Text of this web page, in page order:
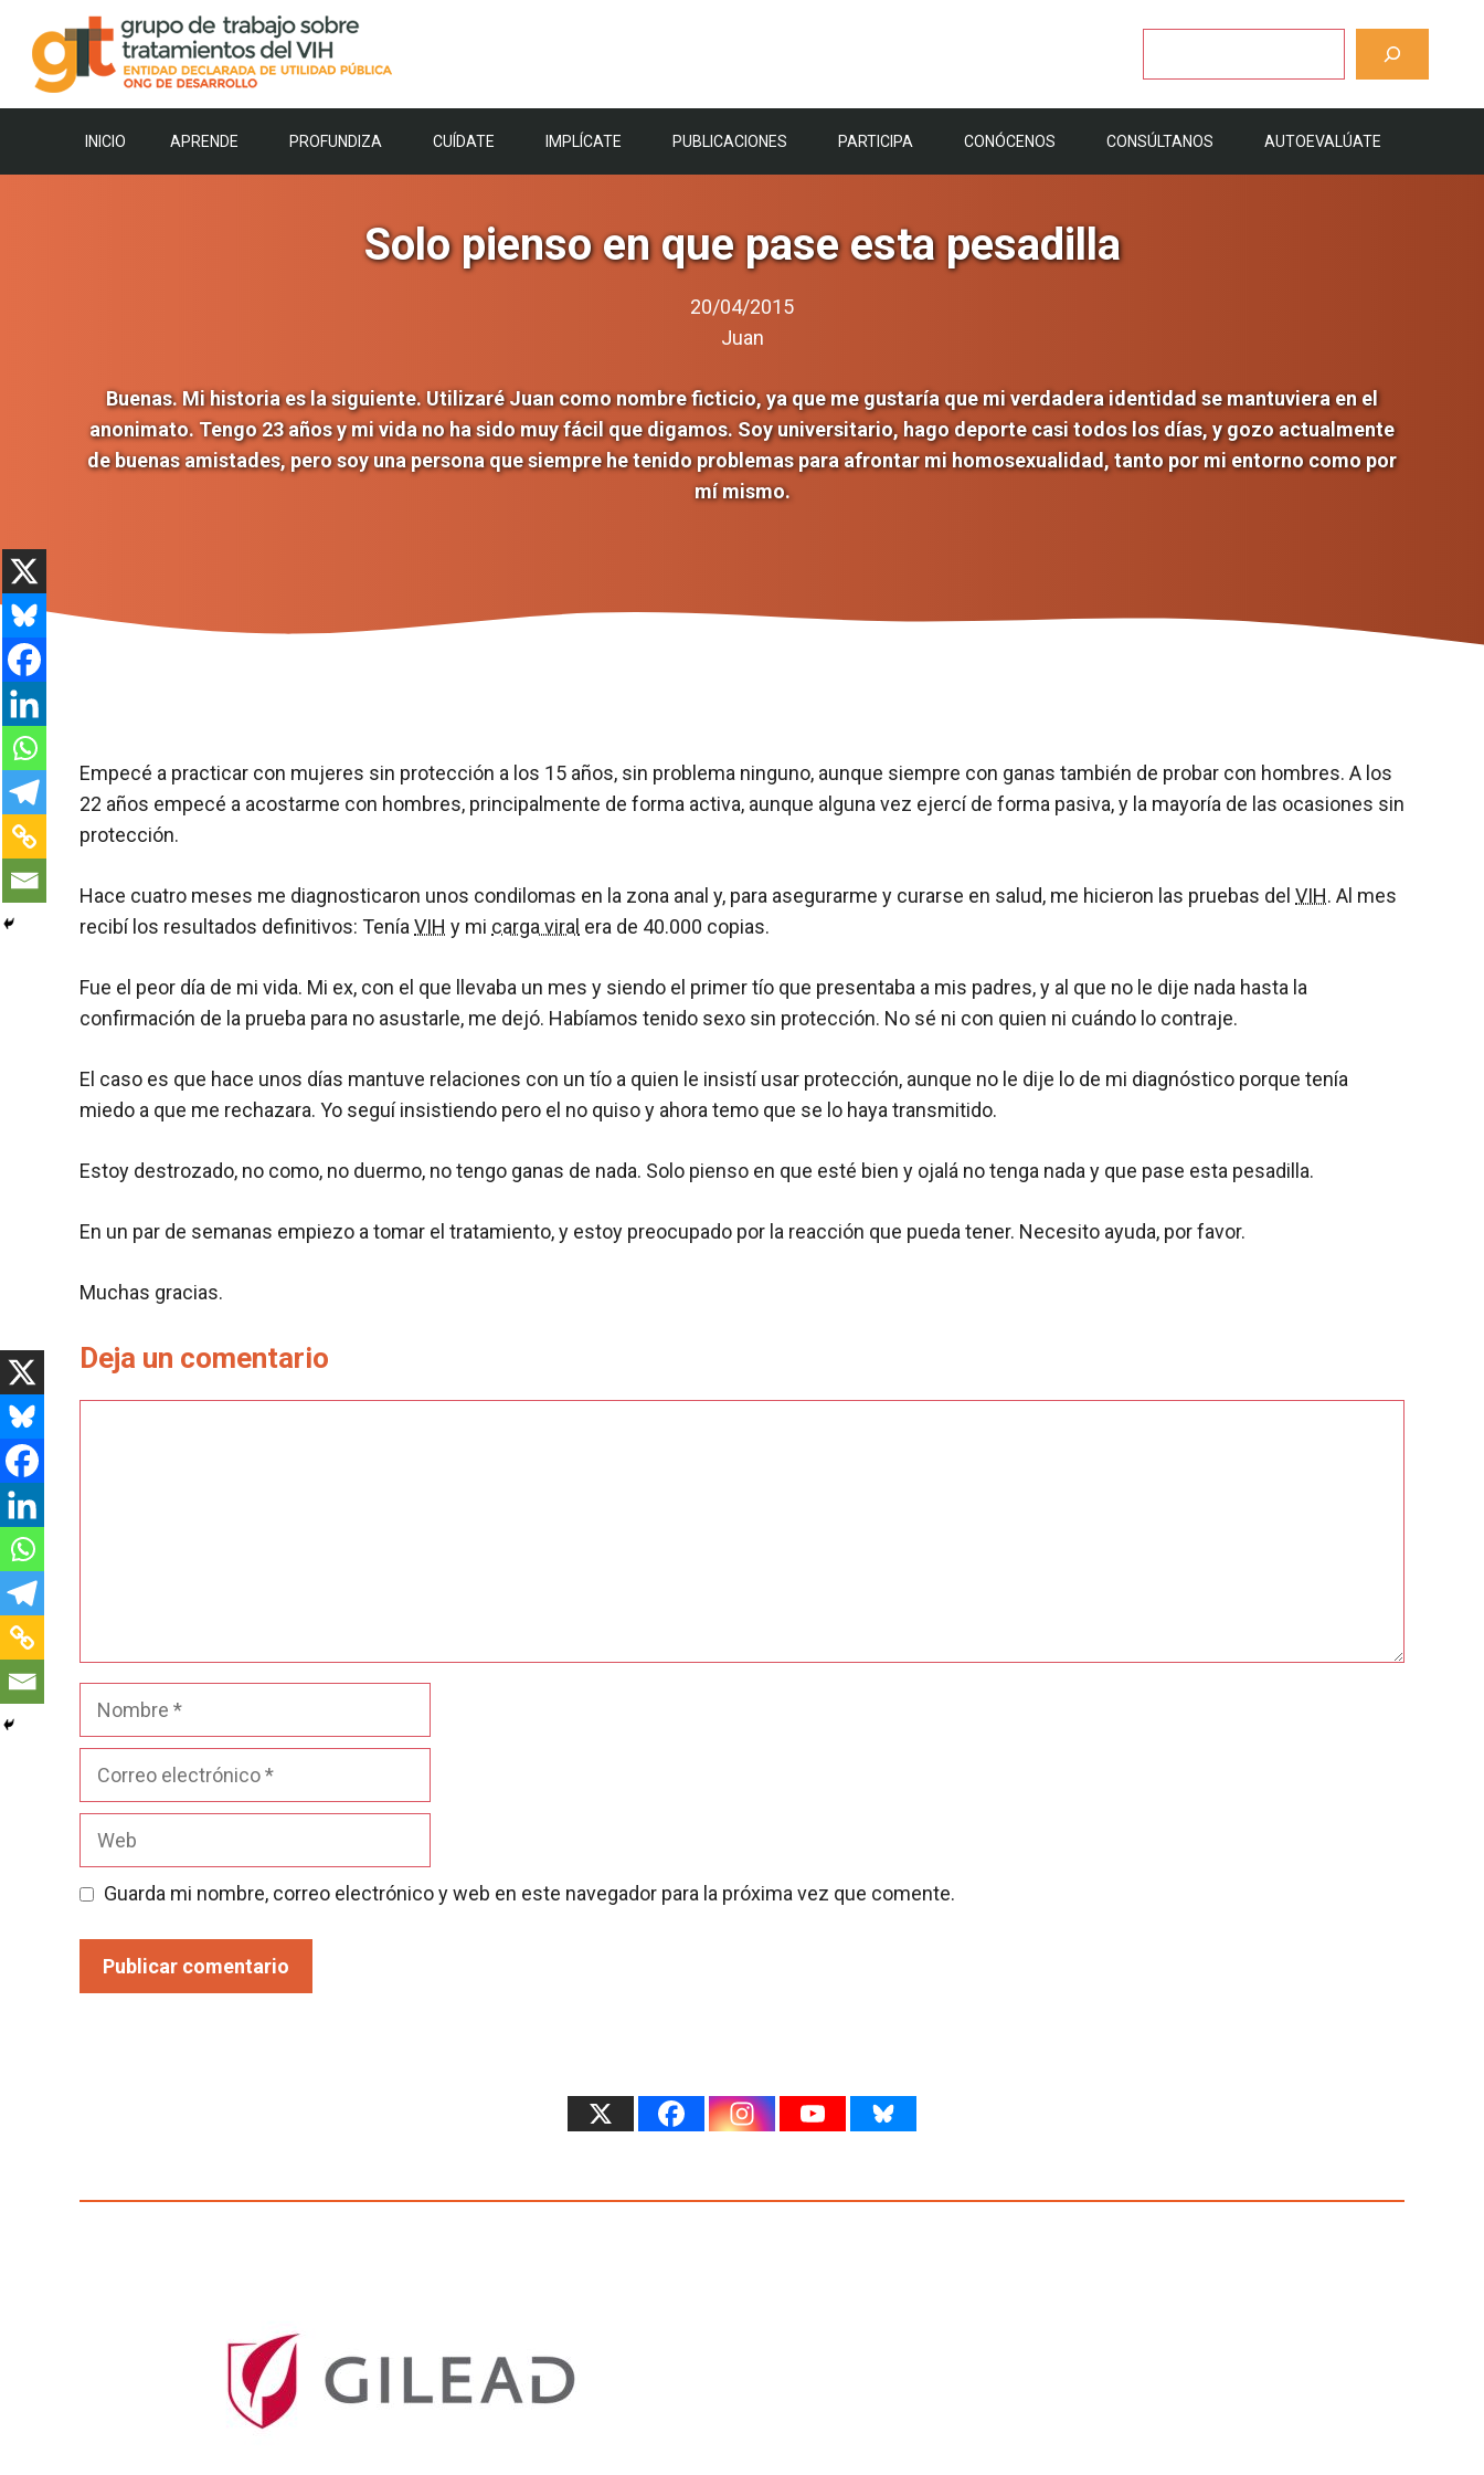
contenido
INICIO APRENDE PROFUNDIZA CUÍDATE IMPLÍCATE PUBLICACIONES PARTICIPA CONÓCENOS CONSÚLTANOS AUTOEVALÚATE
Solo pienso en que pase esta pesadilla
20/04/2015
Juan
Buenas. Mi historia es la siguiente. Utilizaré Juan como nombre ficticio, ya que me gustaría que mi verdadera identidad se mantuviera en el
anonimato. Tengo 23 años y mi vida no ha sido muy fácil que digamos. Soy universitario, hago deporte casi todos los días, y gozo actualmente
de buenas amistades, pero soy una persona que siempre he tenido problemas para afrontar mi homosexualidad, tanto por mi entorno como por
mí mismo.
Empecé a practicar con mujeres sin protección a los 15 años, sin problema ninguno, aunque siempre con ganas también de probar con hombres. A los
22 años empecé a acostarme con hombres, principalmente de forma activa, aunque alguna vez ejercí de forma pasiva, y la mayoría de las ocasiones sin
protección.
Hace cuatro meses me diagnosticaron unos condilomas en la zona anal y, para asegurarme y curarse en salud, me hicieron las pruebas del VIH. Al mes
recibí los resultados definitivos: Tenía VIH y mi carga viral era de 40.000 copias.
Fue el peor día de mi vida. Mi ex, con el que llevaba un mes y siendo el primer tío que presentaba a mis padres, y al que no le dije nada hasta la
confirmación de la prueba para no asustarle, me dejó. Habíamos tenido sexo sin protección. No sé ni con quien ni cuándo lo contraje.
El caso es que hace unos días mantuve relaciones con un tío a quien le insistí usar protección, aunque no le dije lo de mi diagnóstico porque tenía
miedo a que me rechazara. Yo seguí insistiendo pero el no quiso y ahora temo que se lo haya transmitido.
Estoy destrozado, no como, no duermo, no tengo ganas de nada. Solo pienso en que esté bien y ojalá no tenga nada y que pase esta pesadilla.
En un par de semanas empiezo a tomar el tratamiento, y estoy preocupado por la reacción que pueda tener. Necesito ayuda, por favor.
Muchas gracias.
Deja un comentario
Nombre
Guarda mi nombre, correo electrónico y web en este navegador para la próxima vez que comente.